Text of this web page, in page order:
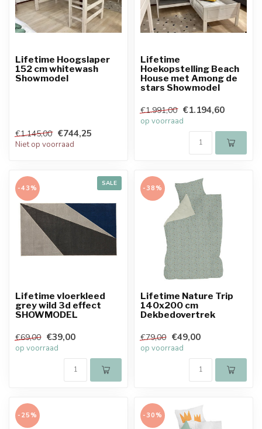
Lifetime Hoogslaper
152 cm whitewash
Showmodel
€1.145,00 €744,25
Niet op voorraad
Lifetime
Hoekopstelling Beach
House met Among de
stars Showmodel
€1.991,00 €1.194,60
op voorraad
SALE
-43%
Lifetime vloerkleed
grey wild 3d effect
SHOWMODEL
€69,00 €39,00
op voorraad
-38%
Lifetime Nature Trip
140x200 cm
Dekbedovertrek
€79,00 €49,00
op voorraad
-25% -30%